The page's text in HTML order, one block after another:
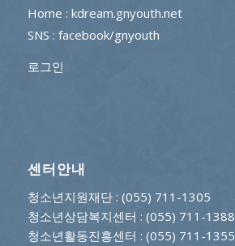
Home : kdream.gnyouth.net
SNS : facebook/gnyouth
로그인
센터안내
청소년지원재단: (055) 711-1305
청소년상담복지센터 : (055) 711-1388
청소년활동진흥센터 : (055) 711-1355